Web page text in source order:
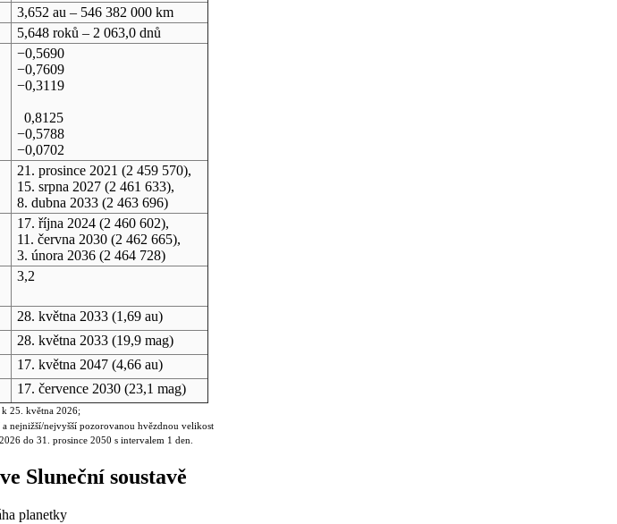
3,652 au – 546 382 000 km
5,648 roků – 2 063,0 dnů
−0,5690
−0,7609
−0,3119
0,8125
−0,5788
−0,0702
21. prosince 2021 (2 459 570),
15. srpna 2027(2 461 633),
8. dubna 2033(2 463 696)
17. října 2024(2 460 602),
11. června 2030(2 462 665),
3. února 2036(2 464 728)
3,2
28. května 2033(1,69 au)
28. května 2033(19,9 mag)
17. května 2047(4,66 au)
17. července 2030(23,1 mag)
25. května 2026;
nejnižší/nejvyšší pozorovanou hvězdnou velikost
do 31. prosince 2050 s intervalem 1 den.
Sluneční soustavě